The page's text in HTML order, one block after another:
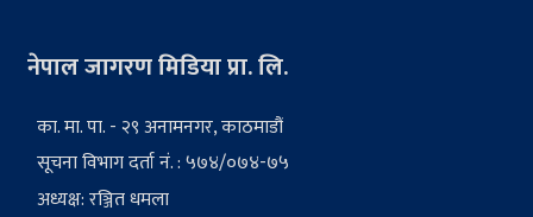
नेपाल जागरण मिडिया प्रा. लि.
का. मा. पा. - २९ अनामनगर, काठमाडौं
सूचना विभाग दर्ता नं. : ५७४/०७४-७५
अध्यक्ष: रञ्जित धमला